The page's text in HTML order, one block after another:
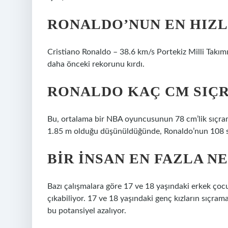
RONALDO’NUN EN
Cristiano Ronaldo – 38.6 km/s Portekiz Milli
daha önceki rekorunu kırdı.
RONALDO KAÇ CM
Bu, ortalama bir NBA oyuncusunun 78 cm’lik
1.85 m olduğu düşünüldüğünde, Ronaldo’nun 108
BIR INSAN EN FAZLA
Bazı çalışmalara göre 17 ve 18 yaşındaki erkek
çıkabiliyor. 17 ve 18 yaşındaki genç kızların
bu potansiyel azalıyor.